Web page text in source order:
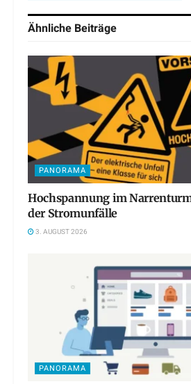
Ähnliche Beiträge
PANORAMA
Hochspannung im
der Stromunfälle
3. AUGUST 2026
PANORAMA